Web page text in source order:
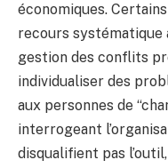
économiques.
recours systématique
gestion des conflits
individualiser des
aux personnes de
interrogeant
disqualifient pas